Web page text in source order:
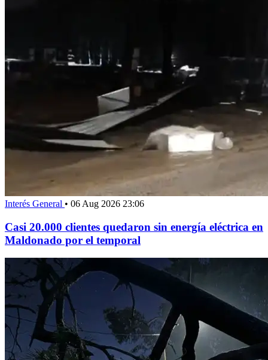
Interés General • 06 Aug 2026 23:06
Casi 20.000 clientes quedaron sin energía eléctrica en
Maldonado por el temporal